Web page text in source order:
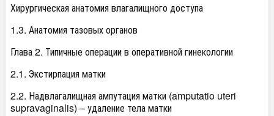
Хирургическая анатомия влагалищного доступа
1.3. Анатомия тазовых органов
Глава 2. Типичные операции в оперативной гинекологии
2.1. Экстирпация матки
2.2. Надвлагалищная ампутация матки (amputatio uteri
supravaginalis) – удаление тела матки